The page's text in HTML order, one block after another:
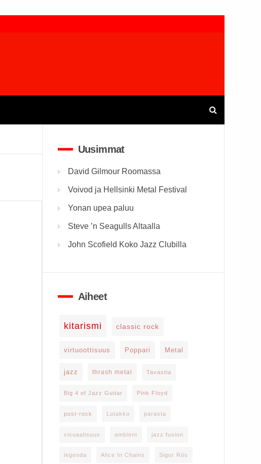
Uusimmat
David Gilmour Roomassa
Voivod ja Hellsinki Metal Festival
Yonan upea paluu
Steve ’n Seagulls Altaalla
John Scofield Koko Jazz Clubilla
Aiheet
kitarismi classic rock
virtuoottisuus Poppari Metal
jazz thrash metal Tavastia
Big 4 of Jazz Guitar Pink Floyd
post-rock Lutakko parasta
visuaalisuus ambient jazz fusion
legenda Alice In Chains Sigur Rós